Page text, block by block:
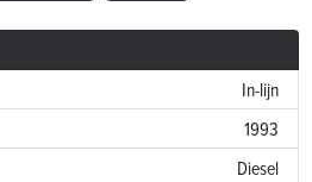
In-lijn
1993
Diesel